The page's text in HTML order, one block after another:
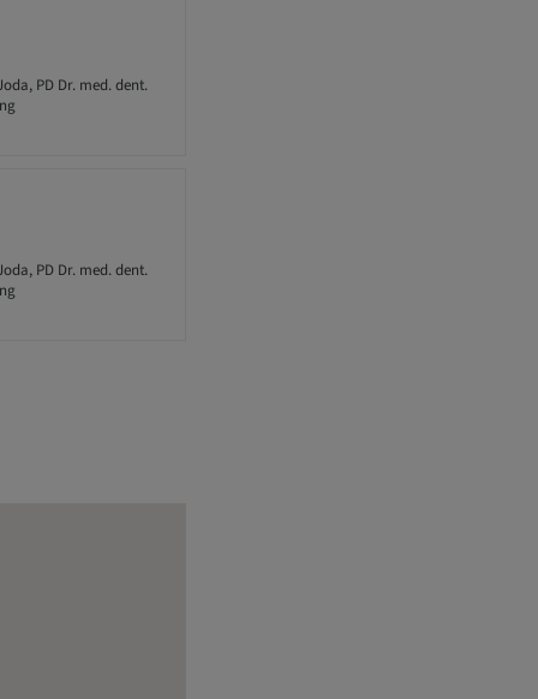
PD Dr. med. dent.
PD Dr. med. dent.